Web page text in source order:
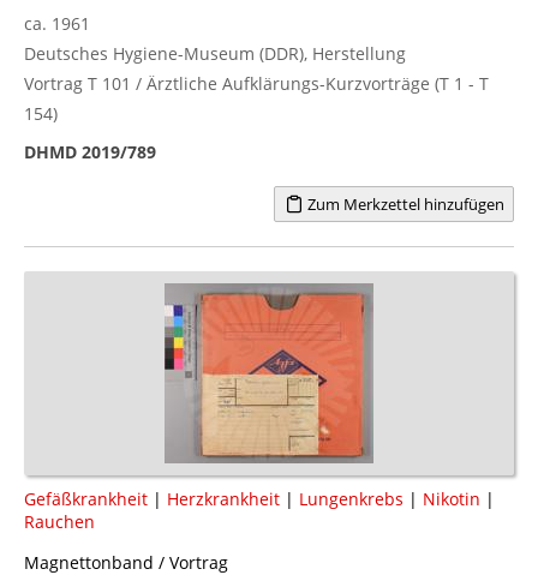
ca. 1961
Deutsches Hygiene-Museum (DDR), Herstellung
Vortrag T 101 / Ärztliche Aufklärungs-Kurzvorträge (T 1 - T
154)
DHMD 2019/789
Zum Merkzettel hinzufügen
Gefäßkrankheit | Herzkrankheit | Lungenkrebs | Nikotin |
Rauchen
Magnettonband / Vortrag